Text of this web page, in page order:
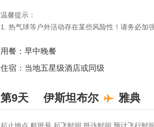
温馨提示：
1. 热气球等户外活动存在某些风险性！请务必加
用餐：早中晚餐
住宿：当地五星级酒店或同级
第9天 伊斯坦布尔 雅典
起止地点 航班号 起飞时间 抵达时间 预计飞行时